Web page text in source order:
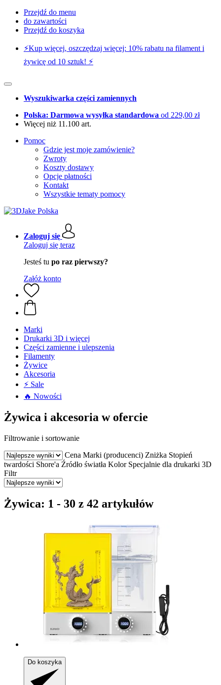
Przejdź do menu
do zawartości
Przejdź do koszyka
⚡️Kup więcej, oszczędzaj więcej: 10% rabatu na filament i
żywicę od 10 sztuk! ⚡️
Wyszukiwarka części zamiennych
Polska: Darmowa wysyłka standardowa od 229,00 zł
Więcej niż 11.100 art.
Pomoc
Gdzie jest moje zamówienie?
Zwroty
Koszty dostawy
Opcje płatności
Kontakt
Wszystkie tematy pomocy
Zaloguj się
Zaloguj się teraz
Jesteś tu po raz pierwszy?
Załóż konto
Marki
Drukarki 3D i więcej
Części zamienne i ulepszenia
Filamenty
Żywice
Akcesoria
⚡ Sale
🔥 Nowości
Żywica i akcesoria w ofercie
Filtrowanie i sortowanie
Cena Marki (producenci) Zniżka Stopień
twardości Shore'a Źródło światła Kolor Specjalnie dla drukarki 3D
Filtr
Żywica: 1 - 30 z 42 artykułów
Do koszyka